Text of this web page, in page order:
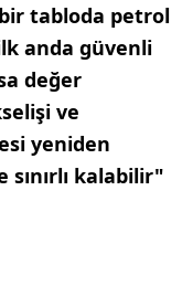
tabloda petrol
anda güvenli
değer
ve
yeniden
sınırlı kalabilir"